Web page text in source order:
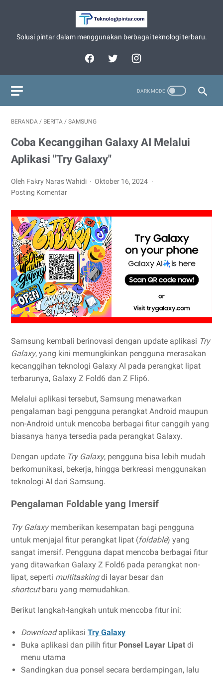
Solusi pintar dalam menggunakan berbagai teknologi terbaru.
BERANDA / BERITA / SAMSUNG
Coba Kecanggihan Galaxy AI Melalui
Aplikasi "Try Galaxy"
Oleh Fakry Naras Wahidi
Oktober 16, 2024
Posting Komentar
Samsung kembali berinovasi dengan update aplikasi Try
Galaxy, yang kini memungkinkan pengguna merasakan
kecanggihan teknologi Galaxy AI pada perangkat lipat
terbarunya, Galaxy Z Fold6 dan Z Flip6.
Melalui aplikasi tersebut, Samsung menawarkan
pengalaman bagi pengguna perangkat Android maupun
non-Android untuk mencoba berbagai fitur canggih yang
biasanya hanya tersedia pada perangkat Galaxy.
Dengan update Try Galaxy, pengguna bisa lebih mudah
berkomunikasi, bekerja, hingga berkreasi menggunakan
teknologi AI dari Samsung.
Pengalaman Foldable yang Imersif
Try Galaxymemberikan kesempatan bagi pengguna
untuk menjajal fitur perangkat lipat (foldable) yang
sangat imersif. Pengguna dapat mencoba berbagai fitur
yang ditawarkan Galaxy Z Fold6 pada perangkat non-
lipat, seperti multitaskingdi layar besar dan
shortcutbaru yang memudahkan.
Berikut langkah-langkah untuk mencoba fitur ini:
Downloadaplikasi Try Galaxy
Buka aplikasi dan pilih fitur Ponsel Layar Lipat di
menu utama
Sandingkan dua ponsel secara berdampingan, lalu